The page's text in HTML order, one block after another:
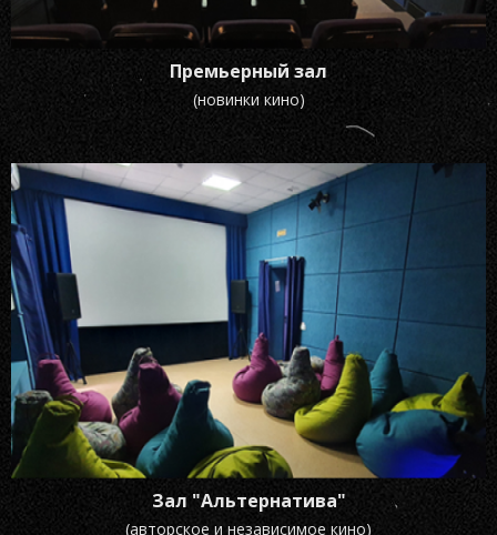
Премьерный зал
(новинки кино)
Зал "Альтернатива"
(авторское и независимое кино)